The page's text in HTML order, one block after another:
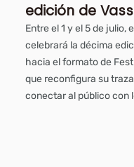
edición de
Entre el 1 y el 5 de julio,
celebrará la décima
hacia el formato de
que reconfigura su
conectar al público con